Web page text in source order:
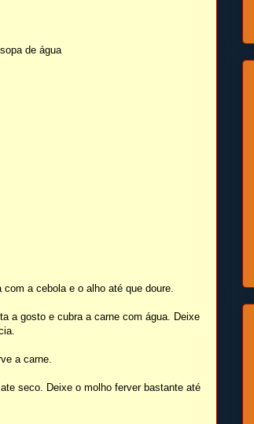
de água
a cebola e o alho até que doure.
a gosto e cubra a carne com água. Deixe
a carne.
seco. Deixe o molho ferver bastante até